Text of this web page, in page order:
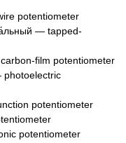
potentiometer
— tapped-
film potentiometer
photoelectric
potentiometer
potentiometer